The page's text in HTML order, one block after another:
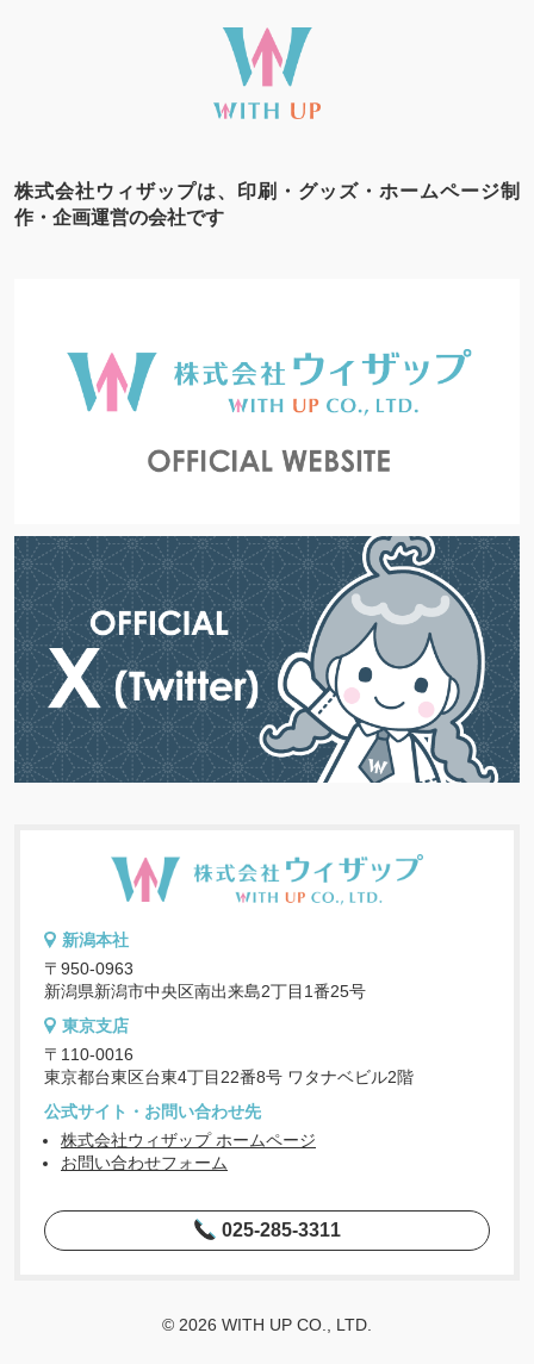
株式会社ウィザップは、印刷・グッズ・ホームページ制
作・企画運営の会社です
新潟本社
〒950-0963
新潟県新潟市中央区南出来島2丁目1番25号
東京支店
〒110-0016
東京都台東区台東4丁目22番8号 ワタナベビル2階
公式サイト・お問い合わせ先
株式会社ウィザップ ホームページ
お問い合わせフォーム
025-285-3311
© 2026 WITH UP CO., LTD.